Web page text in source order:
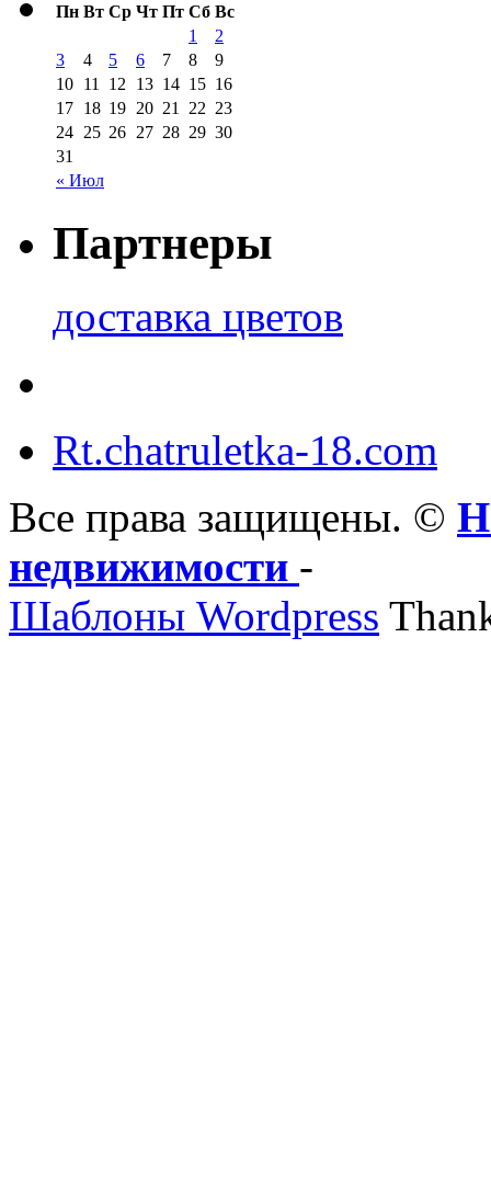
Пн Вт Ср Чт Пт Сб Вс
« Июл
1
2
3
4 5 6 7 8
9
10 11 12 13 14 15 16
17 18 19 20 21 22 23
24 25 26 27 28 29 30
31
Партнеры
доставка цветов
Rt.chatruletka-18.com
Все права защищены. ©
недвижимости -
Шаблоны Wordpress